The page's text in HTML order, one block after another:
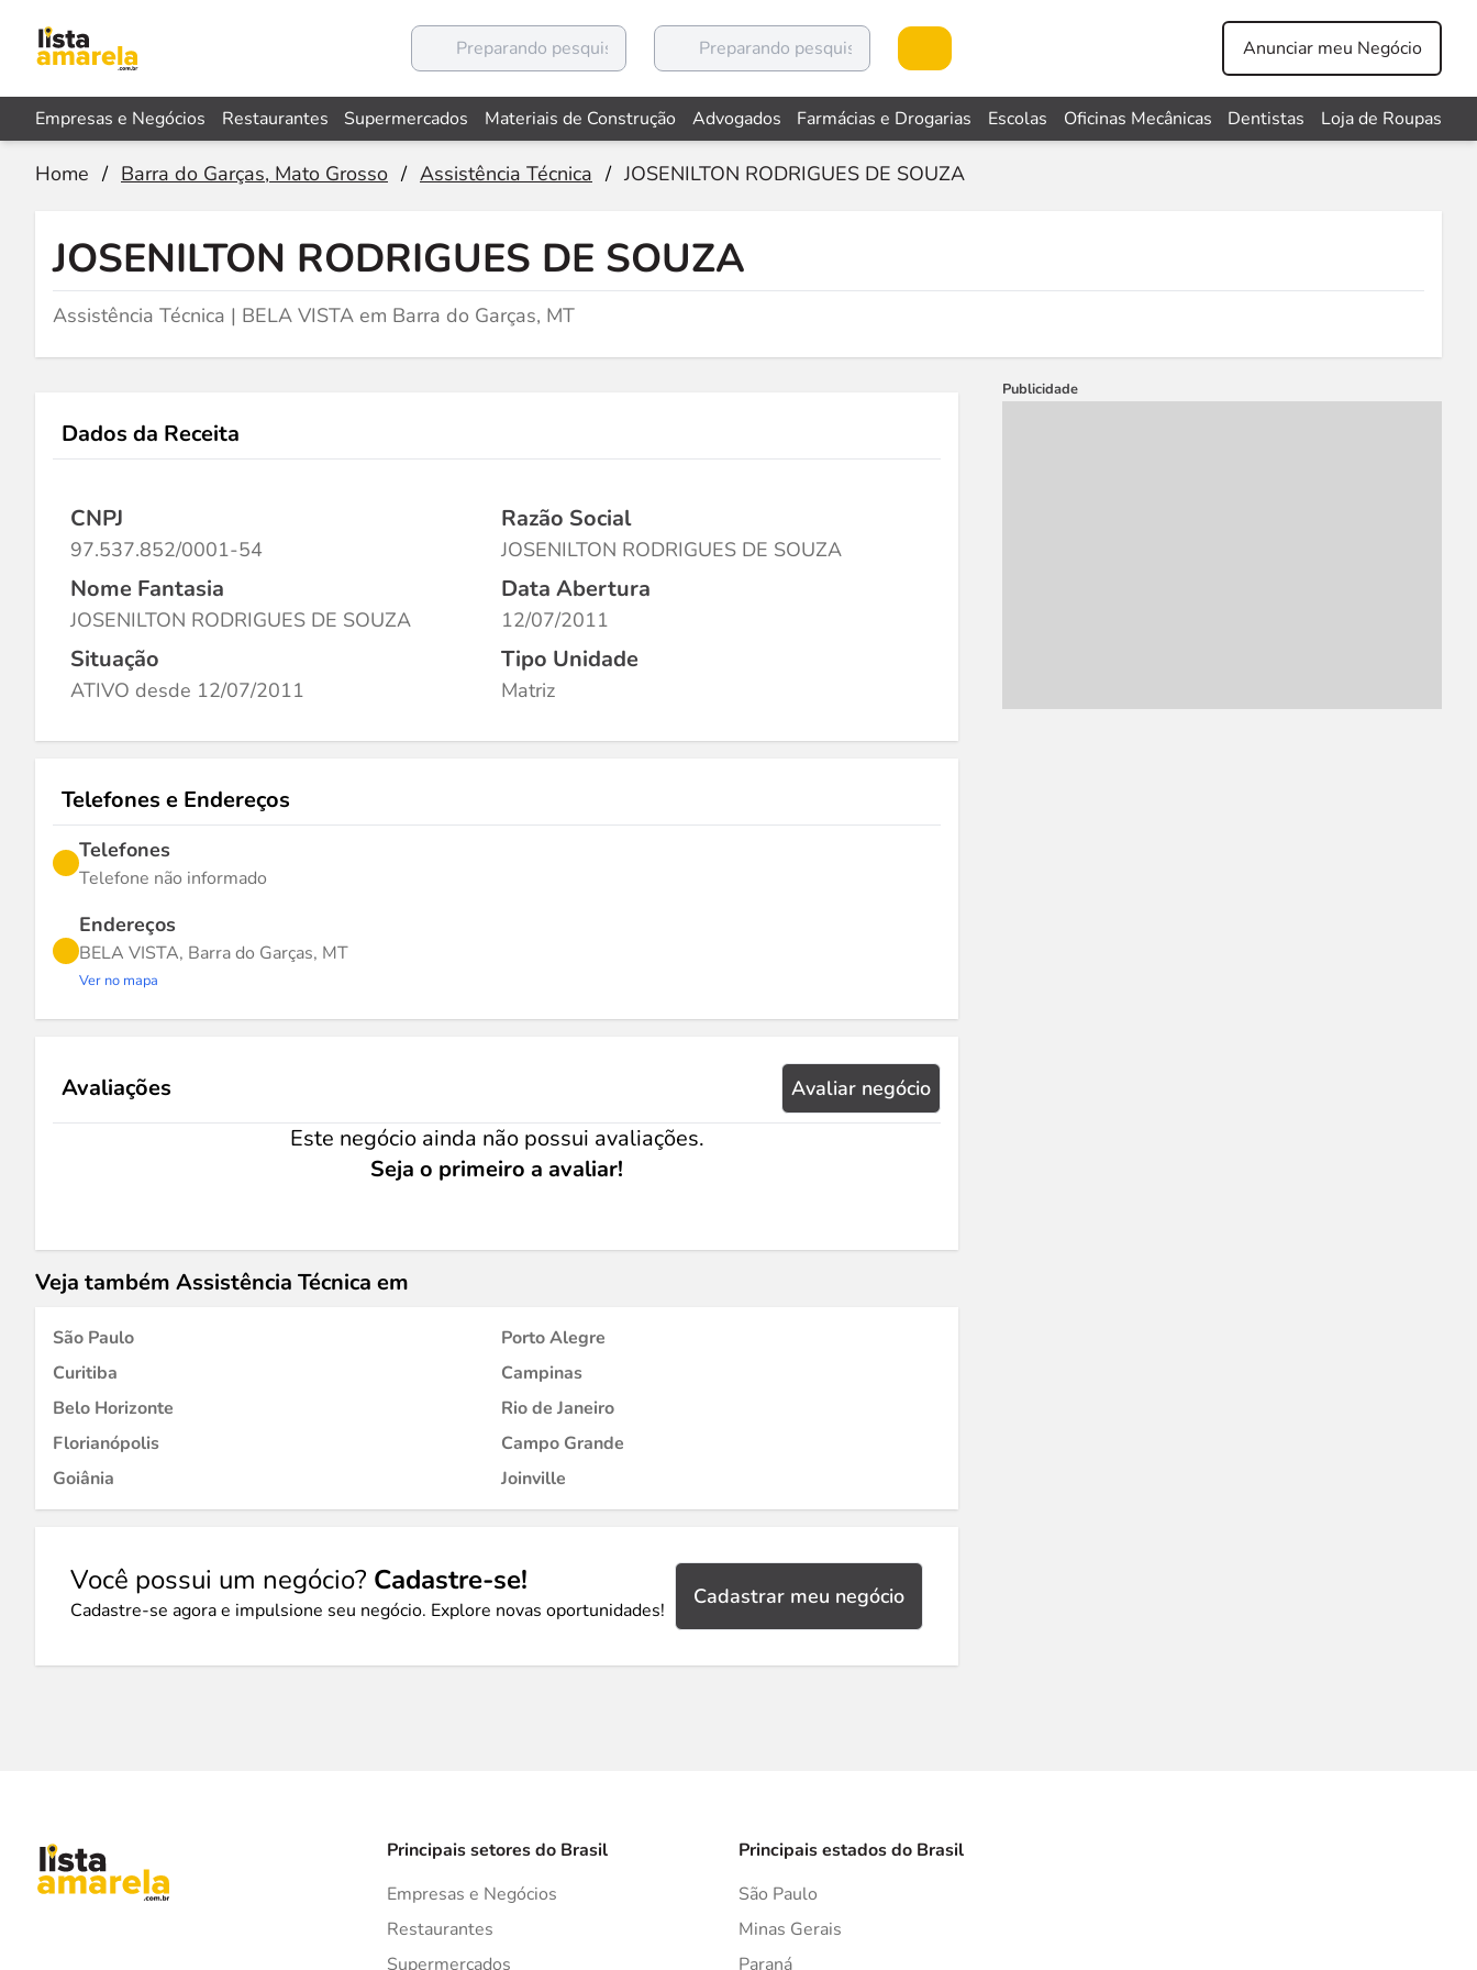
Anunciar meu Negócio
Empresas e Negócios Restaurantes Supermercados Materiais de Construção Advogados Farmácias e Drogarias Escolas Oficinas Mecânicas Dentistas Loja de Roupas
Home / Barra do Garças, Mato Grosso / Assistência Técnica / JOSENILTON RODRIGUES DE SOUZA
JOSENILTON RODRIGUES DE SOUZA
Assistência Técnica | BELA VISTA em Barra do Garças, MT
Dados da Receita
CNPJ
97.537.852/0001-54
Razão Social
JOSENILTON RODRIGUES DE SOUZA
Nome Fantasia
JOSENILTON RODRIGUES DE SOUZA
Data Abertura
12/07/2011
Situação
ATIVO desde 12/07/2011
Tipo Unidade
Matriz
Telefones e Endereços
Telefones
Telefone não informado
Endereços
BELA VISTA, Barra do Garças, MT
Ver no mapa
Avaliações Avaliar negócio
Este negócio ainda não possui avaliações.
Seja o primeiro a avaliar!
Veja também Assistência Técnica em
São Paulo
Porto Alegre
Curitiba
Campinas
Belo Horizonte
Rio de Janeiro
Florianópolis
Campo Grande
Goiânia
Joinville
Você possui um negócio? Cadastre-se!
Cadastre-se agora e impulsione seu negócio. Explore novas oportunidades!
Cadastrar meu negócio
Publicidade
Principais setores do Brasil
Empresas e Negócios
Restaurantes
Supermercados
Principais estados do Brasil
São Paulo
Minas Gerais
Paraná